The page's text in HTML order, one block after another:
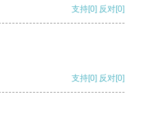
支持[0] 反对[0]
支持[0] 反对[0]